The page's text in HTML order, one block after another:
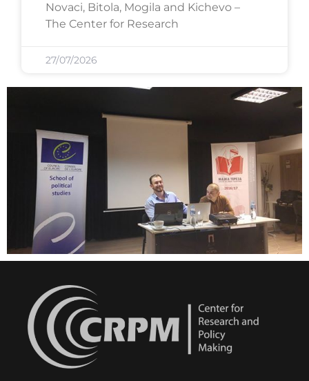
Novaci, Bitola, Mogila and Kichevo –
The Center for Research
27/07/2026